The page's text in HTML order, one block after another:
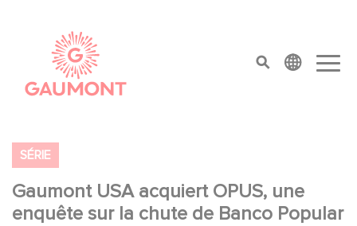
top menu
SÉRIE
Gaumont USA acquiert OPUS, une
enquête sur la chute de Banco Popular